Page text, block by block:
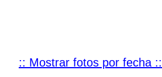
:: Mostrar fotos por fecha ::